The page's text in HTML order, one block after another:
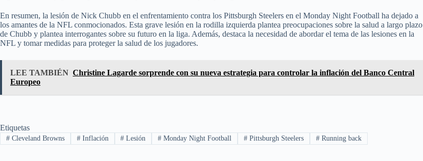
En resumen, la lesión de Nick Chubb en el enfrentamiento contra los Pittsburgh Steelers en el Monday Night Football ha dejado a
los amantes de la NFL conmocionados. Esta grave lesión en la rodilla izquierda plantea preocupaciones sobre la salud a largo plazo
de Chubb y plantea interrogantes sobre su futuro en la liga. Además, destaca la necesidad de abordar el tema de las lesiones en la
NFL y tomar medidas para proteger la salud de los jugadores.
LEE TAMBIÉN Christine Lagarde sorprende con su nueva estrategia para controlar la inflación del Banco Central
Europeo
Etiquetas
#Cleveland Browns #Inflación # Lesión # Monday Night Football # Pittsburgh Steelers #Running back